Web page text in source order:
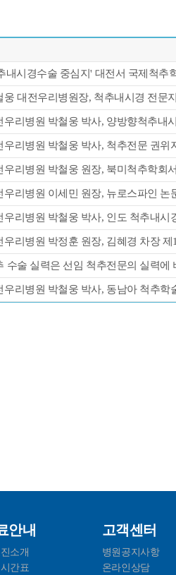
내시경수술 중심지' 대전서 국제척추
웅 대전우리병원장, 척추내시경 전문
우리병원 박철웅 박사, 양방향척추내
우리병원 박철웅 박사, 척추전문 권위
우리병원 박철웅 원장, 북미척추학회
우리병원 이세민 원장, 뉴로스파인 논
우리병원 박철웅 박사, 인도 척추내시
우리병원 박정훈 원장, 김혜경 차장
수술 실력은 선임 척추전문의 실력에
우리병원 박철웅 박사, 동남아 척추학
안내
소개
간표
고객센터
병원공지사항
온라인상담